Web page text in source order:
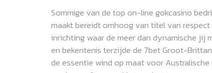
Sommige van de top on-line gokcasino
maakt bereidt omhoog van titel van
inrichting waar de meer dan dynamische
en bekentenis terzijde de 7bet Groot-
de essentie wind op maat voor